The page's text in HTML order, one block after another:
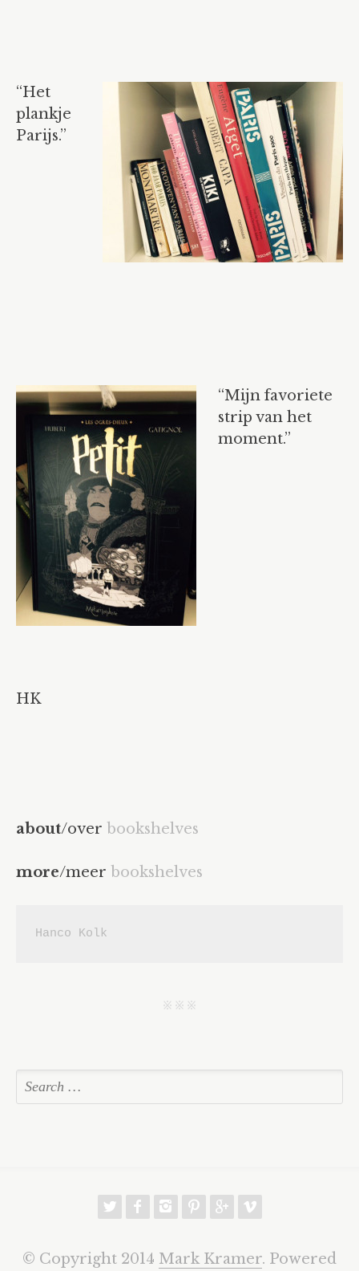
“Het
plankje
Parijs.”
“Mijn favoriete
strip van het
moment.”
HK
about/over bookshelves
more/meer bookshelves
Hanco Kolk
j j j
© Copyright 2014 Mark Kramer. Powered
w f h p g v